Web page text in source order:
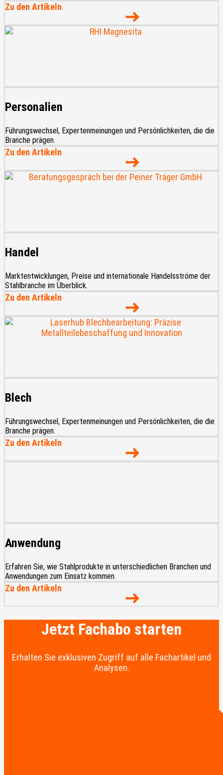
Zu den Artikeln
Personalien
Führungswechsel, Expertenmeinungen und Persönlichkeiten, die die
Branche prägen.
Zu den Artikeln
Handel
Marktentwicklungen, Preise und internationale Handelsströme der
Stahlbranche im Überblick.
Zu den Artikeln
Blech
Führungswechsel, Expertenmeinungen und Persönlichkeiten, die die
Branche prägen.
Zu den Artikeln
Anwendung
Erfahren Sie, wie Stahlprodukte in unterschiedlichen Branchen und
Anwendungen zum Einsatz kommen.
Zu den Artikeln
Jetzt Fachabo starten
Erhalten Sie exklusiven Zugriff auf alle Fachartikel und
Analysen.